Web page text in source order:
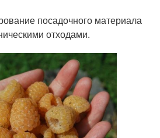
посадочного материала
отходами.